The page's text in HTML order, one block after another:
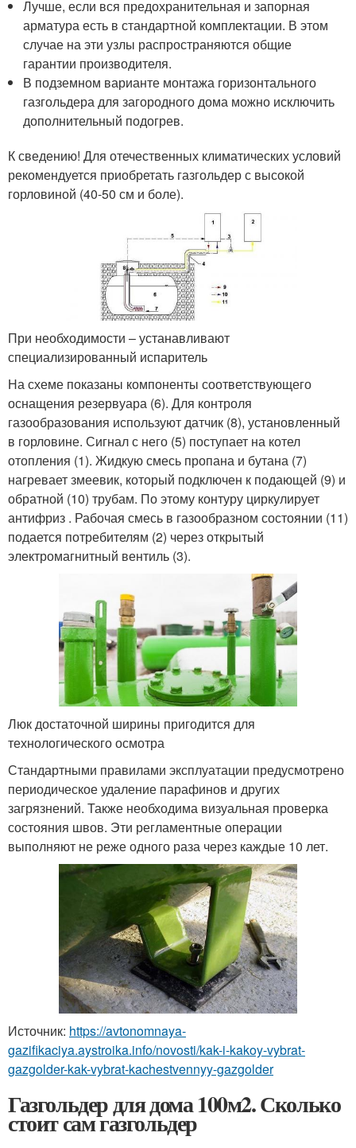
Лучше, если вся предохранительная и запорная
арматура есть в стандартной комплектации. В этом
случае на эти узлы распространяются общие
гарантии производителя.
В подземном варианте монтажа горизонтального
газгольдера для загородного дома можно исключить
дополнительный подогрев.
К сведению! Для отечественных климатических условий
рекомендуется приобретать газгольдер с высокой
горловиной (40-50 см и боле).
При необходимости – устанавливают
специализированный испаритель
На схеме показаны компоненты соответствующего
оснащения резервуара (6). Для контроля
газообразования используют датчик (8), установленный
в горловине. Сигнал с него (5) поступает на котел
отопления (1). Жидкую смесь пропана и бутана (7)
нагревает змеевик, который подключен к подающей (9) и
обратной (10) трубам. По этому контуру циркулирует
антифриз . Рабочая смесь в газообразном состоянии (11)
подается потребителям (2) через открытый
электромагнитный вентиль (3).
Люк достаточной ширины пригодится для
технологического осмотра
Стандартными правилами эксплуатации предусмотрено
периодическое удаление парафинов и других
загрязнений. Также необходима визуальная проверка
состояния швов. Эти регламентные операции
выполняют не реже одного раза через каждые 10 лет.
Источник: https://avtonomnaya-
gazifikaciya.aystroika.info/novosti/kak-i-kakoy-vybrat-
gazgolder-kak-vybrat-kachestvennyy-gazgolder
Газгольдер для дома 100м2. Сколько
стоит сам газгольдер